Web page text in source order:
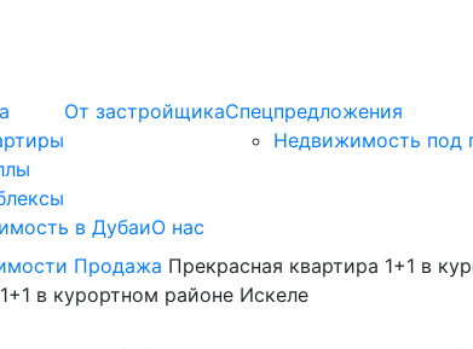
От застройщикаСпецпредложения
Недвижимость под
в ДубаиО нас
Продажа Прекрасная квартира 1+1 в
в курортном районе Искеле